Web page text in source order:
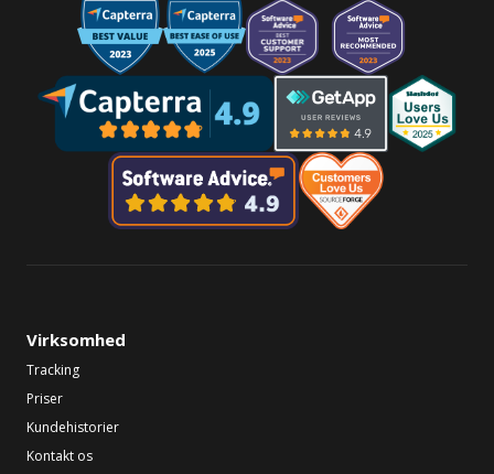
Virksomhed
Tracking
Priser
Kundehistorier
Kontakt os